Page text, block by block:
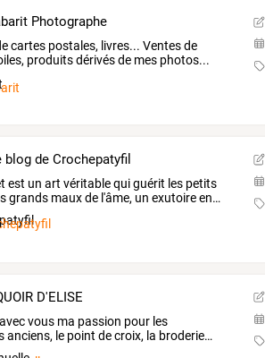
Photographe
cartes postales, livres... Ventesde
produitsdérivésde mes photos...
blog de Crochepatyfil
est un art véritablequiguérit les petits
grands mauxde l'âme, un exutoireen…
D'ELISE
avecvous ma passion pour les
anciens, le point decroix, la broderie…